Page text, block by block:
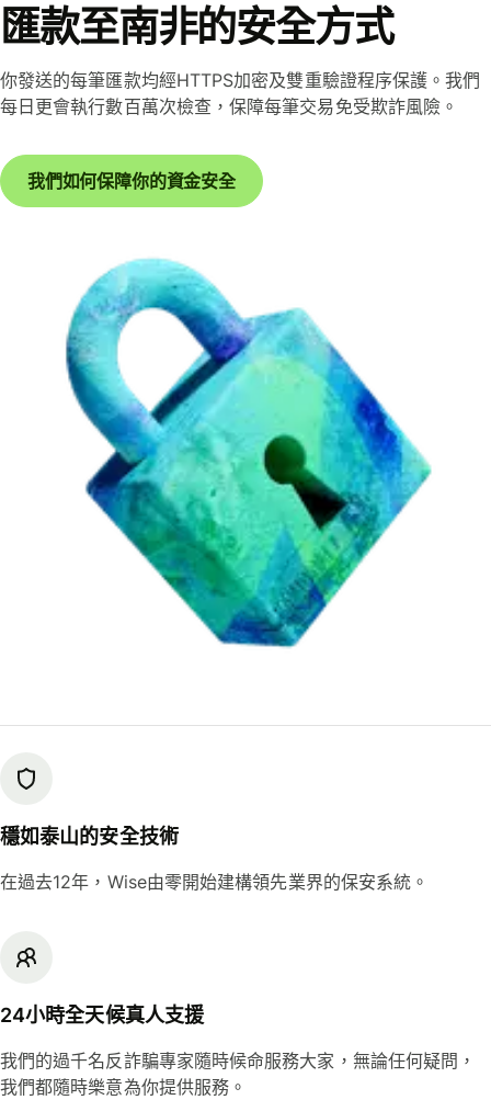
匯款至南非的安全方式
你發送的每筆匯款均經HTTPS加密及雙重驗證程序保護。我們
每日更會執行數百萬次檢查，保障每筆交易免受欺詐風險。
我們如何保障你的資金安全
穩如泰山的安全技術
在過去12年，Wise由零開始建構領先業界的保安系統。
24小時全天候真人支援
我們的過千名反詐騙專家隨時候命服務大家，無論任何疑問，
我們都隨時樂意為你提供服務。